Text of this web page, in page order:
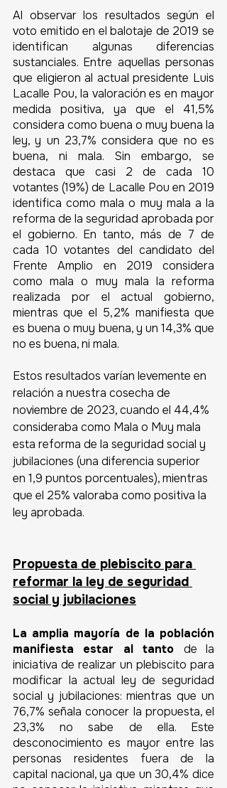
Al observar los resultados según el
voto emitido en el balotaje de 2019 se
identifican algunas diferencias
sustanciales. Entre aquellas personas
que eligieron al actual presidente Luis
Lacalle Pou, la valoración es en mayor
medida positiva, ya que el 41,5%
considera como buena o muy buena la
ley, y un 23,7% considera que no es
buena, ni mala. Sin embargo, se
destaca que casi 2 de cada 10
votantes (19%) de Lacalle Pou en 2019
identifica como mala o muy mala a la
reforma de la seguridad aprobada por
el gobierno. En tanto, más de 7 de
cada 10 votantes del candidato del
Frente Amplio en 2019 considera
como mala o muy mala la reforma
realizada por el actual gobierno,
mientras que el 5,2% manifiesta que
es buena o muy buena, y un 14,3% que
no es buena, ni mala.
Estos resultados varían levemente en
relación a nuestra cosecha de
noviembre de 2023, cuando el 44,4%
consideraba como Mala o Muy mala
esta reforma de la seguridad social y
jubilaciones (una diferencia superior
en 1,9 puntos porcentuales), mientras
que el 25% valoraba como positiva la
ley aprobada.
Propuesta de plebiscito para
reformar la ley de seguridad
social y jubilaciones
La amplia mayoría de la población
manifiesta estar al tanto de la
iniciativa de realizar un plebiscito para
modificar la actual ley de seguridad
social y jubilaciones: mientras que un
76,7% señala conocer la propuesta, el
23,3% no sabe de ella. Este
desconocimiento es mayor entre las
personas residentes fuera de la
capital nacional, ya que un 30,4% dice